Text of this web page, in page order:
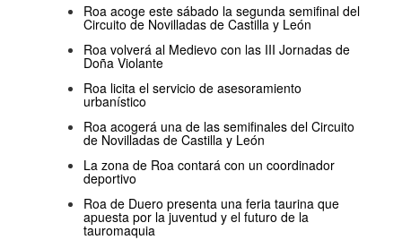
Roa acoge este sábado la segunda semifinal del
Circuito de Novilladas de Castilla y León
Roa volverá al Medievo con las III Jornadas de
Doña Violante
Roa licita el servicio de asesoramiento
urbanístico
Roa acogerá una de las semifinales del Circuito
de Novilladas de Castilla y León
La zona de Roa contará con un coordinador
deportivo
Roa de Duero presenta una feria taurina que
apuesta por la juventud y el futuro de la
tauromaquia